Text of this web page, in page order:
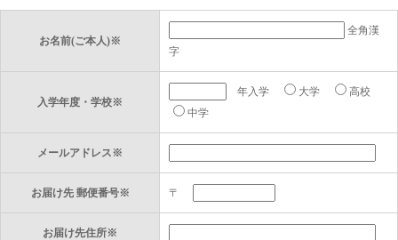
お名前(ご本人)※
全角漢
字
入学年度・学校※
年入学 大学
高校
中学
メールアドレス※
お届け先 郵便番号※ 〒
お届け先住所※